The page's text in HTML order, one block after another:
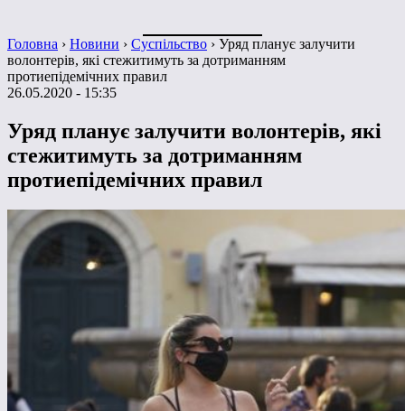
Головна › Новини › Суспільство › Уряд планує залучити
волонтерів, які стежитимуть за дотриманням
протиепідемічних правил
26.05.2020 - 15:35
Уряд планує залучити волонтерів, які
стежитимуть за дотриманням
протиепідемічних правил